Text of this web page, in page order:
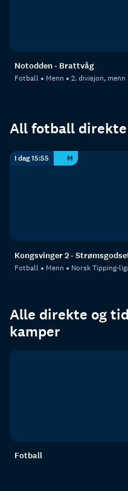
Notodden - Brattvåg
Fotball Menn 2. divisjon, menn
All fotball direkte
I dag 15:55 M
Kongsvinger 2 -
Fotball Menn Norsk Tipping-
Alle direkte og
kamper
Fotball